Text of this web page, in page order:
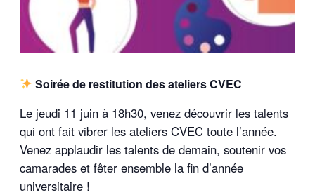
Soirée de restitution des ateliers CVEC
Le jeudi 11 juin à 18h30, venez découvrir les talents
qui ont fait vibrer les ateliers CVEC toute l’année.
Venez applaudir les talents de demain, soutenir vos
camarades et fêter ensemble la fin d’année
universitaire !